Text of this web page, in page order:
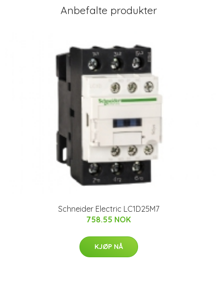
Anbefalte produkter
Schneider Electric LC1D25M7
758.55 NOK
KJØP NÅ